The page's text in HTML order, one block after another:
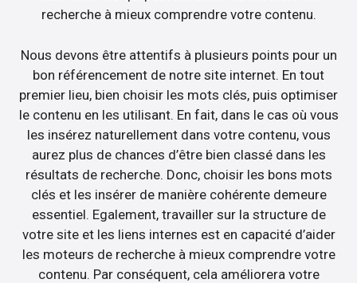
recherche à mieux comprendre votre contenu.
Nous devons être attentifs à plusieurs points pour un
bon référencement de notre site internet. En tout
premier lieu, bien choisir les mots clés, puis optimiser
le contenu en les utilisant. En fait, dans le cas où vous
les insérez naturellement dans votre contenu, vous
aurez plus de chances d’être bien classé dans les
résultats de recherche. Donc, choisir les bons mots
clés et les insérer de manière cohérente demeure
essentiel. Egalement, travailler sur la structure de
votre site et les liens internes est en capacité d’aider
les moteurs de recherche à mieux comprendre votre
contenu. Par conséquent, cela améliorera votre